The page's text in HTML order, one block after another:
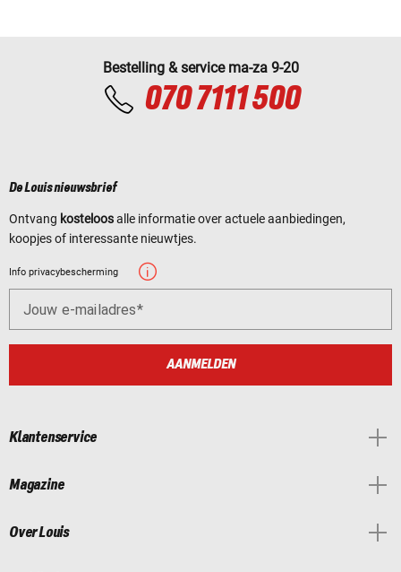
Bestelling & service ma-za 9-20
070 7111 500
De Louis nieuwsbrief
Ontvang kosteloosalle informatie over actuele aanbiedingen,
koopjes of interessante nieuwtjes.
Info privacybescherming
Jouw e-mailadres
AANMELDEN
Klantenservice
Magazine
Over Louis